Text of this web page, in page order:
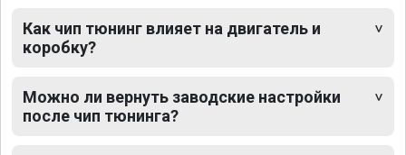
Как чип тюнинг влияет на двигатель и
коробку?
Можно ли вернуть заводские настройки
после чип тюнинга?